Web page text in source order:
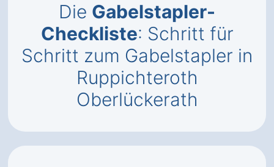
Die Gabelstapler-
Checkliste: Schritt für
Schritt zum Gabelstapler in
Ruppichteroth
Oberlückerath